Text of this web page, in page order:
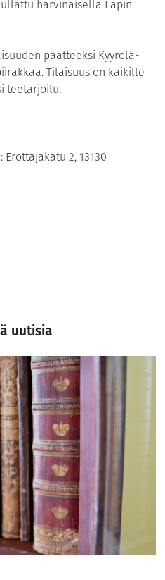
harvinaisella Lapin
päätteeksi Kyyrölä-
Tilaisuus on kaikille
teetarjoilu.
2, 13130
uutisia